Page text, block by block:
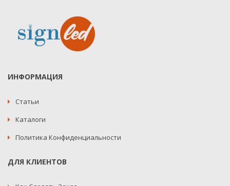
ИНФОРМАЦИЯ
Статьи
Каталоги
Политика Конфиденциальности
ДЛЯ КЛИЕНТОВ